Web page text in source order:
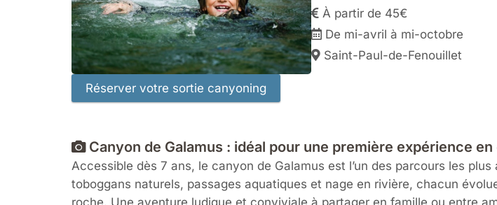
À partir de 45€
De mi-avril à mi-octobre
Saint-Paul-de-Fenouillet
Canyon de Galamus : idéal pour une première expérience
Accessible dès 7 ans, le canyon de Galamus est l’un des parcours les
toboggans naturels, passages aquatiques et nage en rivière, chacun
roche. Une aventure ludique et conviviale à partager en famille ou entre